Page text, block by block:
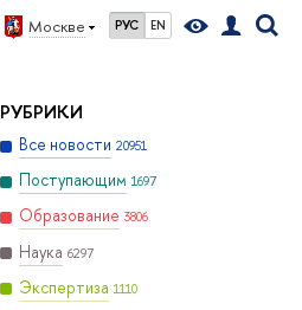
Москве РУС EN
РУБРИКИ
Все новости 20951
Поступающим 1697
Образование 3806
Наука 6297
Экспертиза 1110